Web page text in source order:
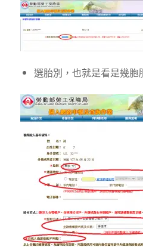
選胎別，也就是看是幾胞